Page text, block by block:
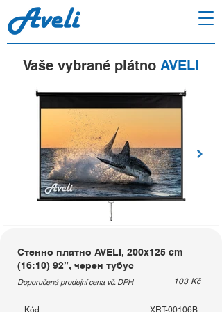
Vaše vybrané plátno AVELI
Стенно платно AVELI, 200x125 cm
(16:10) 92”, черен тубус
Doporučená prodejní cena vč. DPH 103 Kč
Kód: XRT-00106B